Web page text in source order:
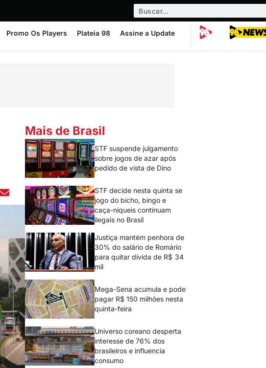
Promo Os Players Plateia 98 Assine a Update
Mais de Brasil
STF suspende julgamento
sobre jogos de azar após
pedido de vista de Dino
STF decide nesta quinta se
jogo do bicho, bingo e
caça-níqueis continuam
ilegais no Brasil
Justiça mantém penhora de
30% do salário de Romário
para quitar dívida de R$ 34
mil
Mega-Sena acumula e pode
pagar R$ 150 milhões nesta
quinta-feira
Universo coreano desperta
interesse de 76% dos
brasileiros e influencia
consumo